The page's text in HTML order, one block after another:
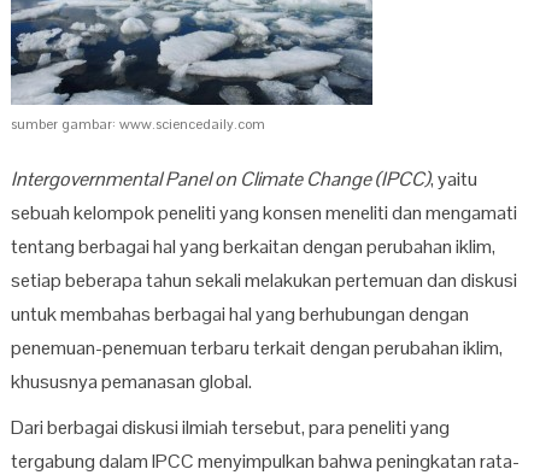
sumber gambar: www.sciencedaily.com
Intergovernmental Panel on Climate Change (IPCC), yaitu
sebuah kelompok peneliti yang konsen meneliti dan mengamati
tentang berbagai hal yang berkaitan dengan perubahan iklim,
setiap beberapa tahun sekali melakukan pertemuan dan diskusi
untuk membahas berbagai hal yang berhubungan dengan
penemuan-penemuan terbaru terkait dengan perubahan iklim,
khususnya pemanasan global.
Dari berbagai diskusi ilmiah tersebut, para peneliti yang
tergabung dalam IPCC menyimpulkan bahwa peningkatan rata-